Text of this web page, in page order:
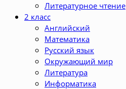
Литературное чтение
2 класс
Английский
Математика
Русский язык
Окружающий мир
Литература
Информатика